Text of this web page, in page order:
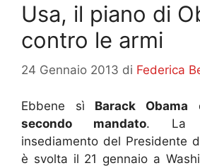
Usa, il piano di
contro le armi
24 Gennaio 2013 di Federica
Ebbene sì Barack Obama
secondo mandato. La
insediamento del Presidente
è svolta il 21 gennaio a